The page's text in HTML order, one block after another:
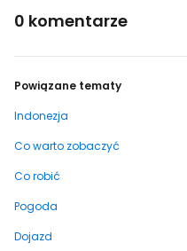
0 komentarze
Powiązane tematy
Indonezja
Co warto zobaczyć
Co robić
Pogoda
Dojazd